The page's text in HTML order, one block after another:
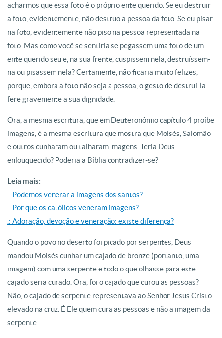
acharmos que essa foto é o próprio ente querido. Se eu destruir
a foto, evidentemente, não destruo a pessoa da foto. Se eu pisar
na foto, evidentemente não piso na pessoa representada na
foto. Mas como você se sentiria se pegassem uma foto de um
ente querido seu e, na sua frente, cuspissem nela, destruíssem-
na ou pisassem nela? Certamente, não ficaria muito felizes,
porque, embora a foto não seja a pessoa, o gesto de destruí-la
fere gravemente a sua dignidade.
Ora, a mesma escritura, que em Deuteronômio capítulo 4 proíbe
imagens, é a mesma escritura que mostra que Moisés, Salomão
e outros cunharam ou talharam imagens. Teria Deus
enlouquecido? Poderia a Bíblia contradizer-se?
Leia mais:
.: Podemos venerar a imagens dos santos?
.: Por que os católicos veneram imagens?
.: Adoração, devoção e veneração: existe diferença?
Quando o povo no deserto foi picado por serpentes, Deus
mandou Moisés cunhar um cajado de bronze (portanto, uma
imagem) com uma serpente e todo o que olhasse para este
cajado seria curado. Ora, foi o cajado que curou as pessoas?
Não, o cajado de serpente representava ao Senhor Jesus Cristo
elevado na cruz. É Ele quem cura as pessoas e não a imagem da
serpente.